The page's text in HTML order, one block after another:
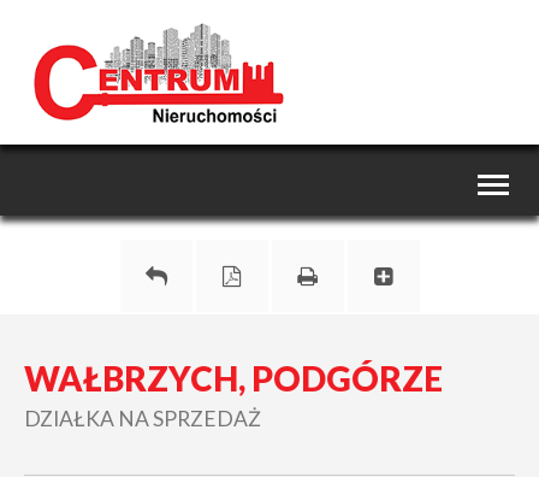
WAŁBRZYCH, PODGÓRZE
DZIAŁKA NA SPRZEDAŻ